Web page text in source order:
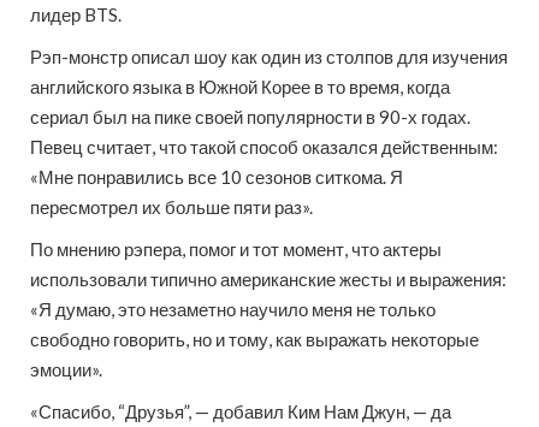
лидер BTS.
Рэп-монстр описал шоу как один из столпов для изучения
английского языка в Южной Корее в то время, когда
сериал был на пике своей популярности в 90-х годах.
Певец считает, что такой способ оказался действенным:
«Мне понравились все 10 сезонов ситкома. Я
пересмотрел их больше пяти раз».
По мнению рэпера, помог и тот момент, что актеры
использовали типично американские жесты и выражения:
«Я думаю, это незаметно научило меня не только
свободно говорить, но и тому, как выражать некоторые
эмоции».
«Спасибо, “Друзья”, — добавил Ким Нам Джун, — да